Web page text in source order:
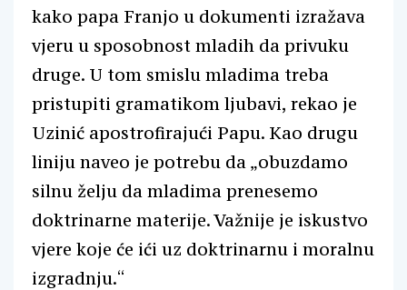
kako papa Franjo u dokumenti izražava
vjeru u sposobnost mladih da privuku
druge. U tom smislu mladima treba
pristupiti gramatikom ljubavi, rekao je
Uzinić apostrofirajući Papu. Kao drugu
liniju naveo je potrebu da „obuzdamo
silnu želju da mladima prenesemo
doktrinarne materije. Važnije je iskustvo
vjere koje će ići uz doktrinarnu i moralnu
izgradnju.“